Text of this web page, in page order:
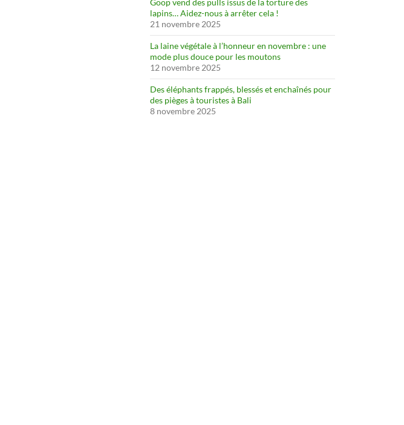
Goop vend des pulls issus de la torture des
lapins… Aidez-nous à arrêter cela !
21 novembre 2025
La laine végétale à l’honneur en novembre : une
mode plus douce pour les moutons
12 novembre 2025
Des éléphants frappés, blessés et enchaînés pour
des pièges à touristes à Bali
8 novembre 2025